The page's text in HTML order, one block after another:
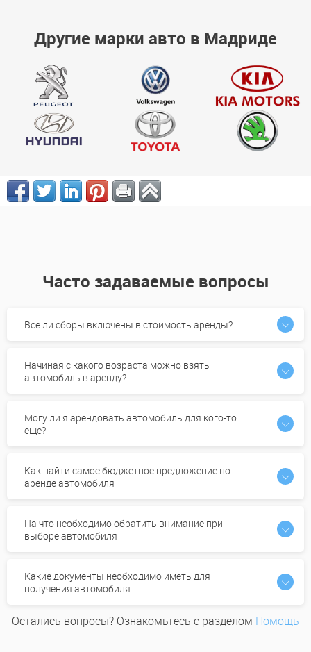
Другие марки авто в Мадриде
Часто задаваемые вопросы
Все ли сборы включены в стоимость аренды?
Начиная с какого возраста можно взять
автомобиль в аренду?
Могу ли я арендовать автомобиль для кого-то
еще?
Как найти самое бюджетное предложение по
аренде автомобиля
На что необходимо обратить внимание при
выборе автомобиля
Какие документы необходимо иметь для
получения автомобиля
Остались вопросы? Ознакомьтесь с разделом Помощь